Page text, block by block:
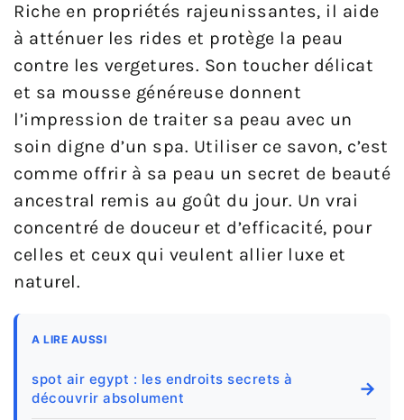
Riche en propriétés rajeunissantes, il aide
à atténuer les rides et protège la peau
contre les vergetures. Son toucher délicat
et sa mousse généreuse donnent
l’impression de traiter sa peau avec un
soin digne d’un spa. Utiliser ce savon, c’est
comme offrir à sa peau un secret de beauté
ancestral remis au goût du jour. Un vrai
concentré de douceur et d’efficacité, pour
celles et ceux qui veulent allier luxe et
naturel.
A LIRE AUSSI
spot air egypt : les endroits secrets à
découvrir absolument
→